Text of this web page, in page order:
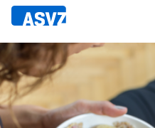
Direkt
zum
Sportfahrplan